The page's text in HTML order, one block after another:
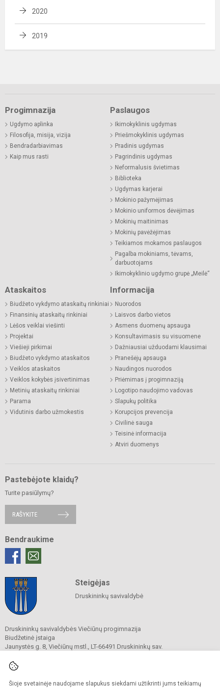
Šioje svetainėje naudojame slapukus siekdami užtikrinti jums teikiamų
2020
2019
Progimnazija
Ugdymo aplinka
Filosofija, misija, vizija
Bendradarbiavimas
Kaip mus rasti
Paslaugos
Ikimokyklinis ugdymas
Priešmokyklinis ugdymas
Pradinis ugdymas
Pagrindinis ugdymas
Neformalusis švietimas
Biblioteka
Ugdymas karjerai
Mokinio pažymėjimas
Mokinio uniformos dėvėjimas
Mokinių maitinimas
Mokinių pavėžėjimas
Teikiamos mokamos paslaugos
Pagalba mokiniams, tėvams,
darbuotojams
Ikimokyklinio ugdymo grupė „Meilė“
Ataskaitos
Biudžeto vykdymo ataskaitų rinkiniai
Finansinių ataskaitų rinkiniai
Lėšos veiklai viešinti
Projektai
Viešieji pirkimai
Biudžeto vykdymo ataskaitos
Veiklos ataskaitos
Veiklos kokybės įsivertinimas
Metinių ataskaitų rinkiniai
Parama
Vidutinis darbo užmokestis
Informacija
Nuorodos
Laisvos darbo vietos
Asmens duomenų apsauga
Konsultavimasis su visuomene
Dažniausiai užduodami klausimai
Pranešėjų apsauga
Naudingos nuorodos
Priėmimas į progimnaziją
Logotipo naudojimo vadovas
Slapukų politika
Korupcijos prevencija
Civilinė sauga
Teisinė informacija
Atviri duomenys
Pastebėjote klaidų?
Turite pasiūlymų?
RAŠYKITE
Bendraukime
Steigėjas
Druskininkų savivaldybė
Druskininkų savivaldybės Viečiūnų progimnazija
Biudžetinė įstaiga
Jaunystės g. 8, Viečiūnų mstl., LT-66491 Druskininkų sav.
El. p.
Duomenys kaupiami ir saugomi
Juridinių asmenų registre